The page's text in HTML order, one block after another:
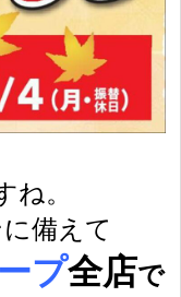
。
備えて
プ全店で